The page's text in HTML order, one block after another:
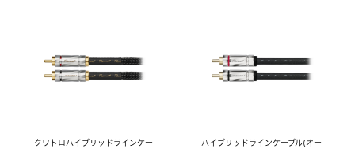
クワトロハイブリッドラインケー
ハイブリッドラインケーブル(オー